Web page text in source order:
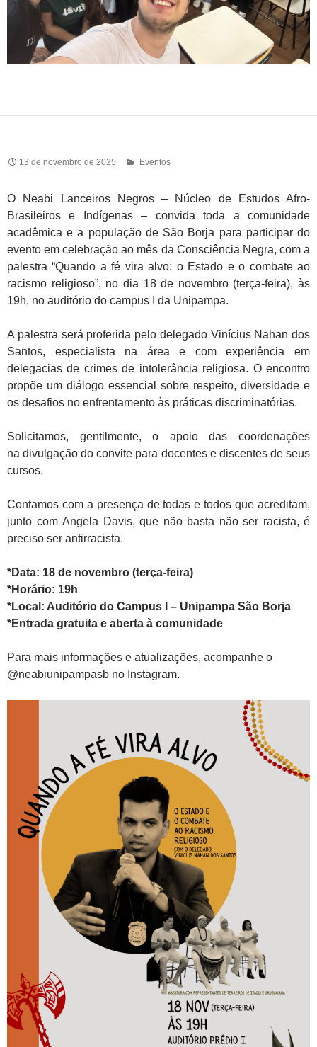
13 de novembro de 2025 Eventos
O Neabi Lanceiros Negros – Núcleo de Estudos Afro-
Brasileiros e Indígenas – convida toda a comunidade
acadêmica e a população de São Borja para participar do
evento em celebração ao mês da Consciência Negra, com a
palestra “Quando a fé vira alvo: o Estado e o combate ao
racismo religioso”, no dia 18 de novembro (terça-feira), às
19h, no auditório do campus I da Unipampa.
A palestra será proferida pelo delegado Vinícius Nahan dos
Santos, especialista na área e com experiência em
delegacias de crimes de intolerância religiosa. O encontro
propõe um diálogo essencial sobre respeito, diversidade e
os desafios no enfrentamento às práticas discriminatórias.
Solicitamos, gentilmente, o apoio das coordenações
na divulgação do convite para docentes e discentes de seus
cursos.
Contamos com a presença de todas e todos que acreditam,
junto com Angela Davis, que não basta não ser racista, é
preciso ser antirracista.
*Data: 18 de novembro (terça-feira)
*Horário: 19h
*Local: Auditório do Campus I – Unipampa São Borja
*Entrada gratuita e aberta à comunidade
Para mais informações e atualizações, acompanhe o
@neabiunipampasb no Instagram.